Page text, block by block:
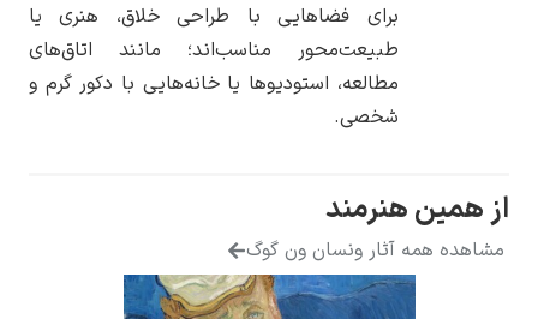
یوهانس فرمیر
پرفروش‌ترین
برای فضاهایی با طراحی خلاق، هنری یا
طبیعت‌محور مناسب‌اند؛ مانند اتاق‌های
مطالعه، استودیوها یا خانه‌هایی با دکور گرم و
هنرمند
آثار ونسان ون گوگ